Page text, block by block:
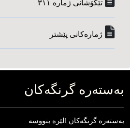
تێکۆشانی ژماره‌ ٣١١
ژماره‌کانی پێشتر
به‌سته‌ره‌ گرنگه‌کان
به‌‌‌سته‌‌‌ره‌‌‌ گرنگه‌‌‌کان lلێره‌‌‌ بنووسه